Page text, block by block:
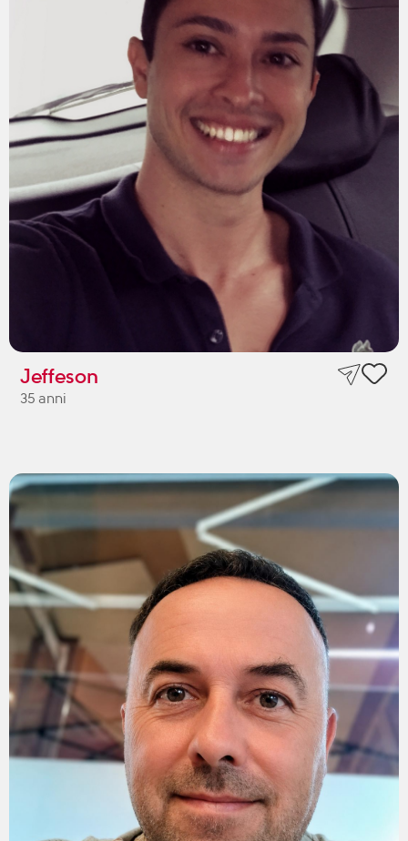
Jeffeson
35 anni